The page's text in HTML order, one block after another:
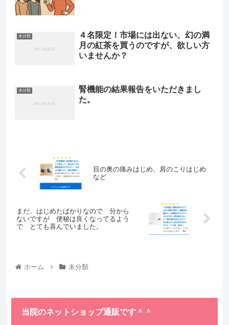
未分類
４名限定！市場には出ない、幻の満
月の紅茶を買うのですが、欲しい方
いませんか？
未分類
腎機能の結果報告をいただきまし
た。
目の奥の痛みはじめ、肩のこりはじめ
など
まだ、はじめたばかりなので 分から
ないですが 便秘は良くなってるよう
で とても喜んでいました。
ホーム 未分類
当院のネットショップ通販です＾＾